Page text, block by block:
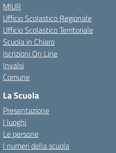
MIUR
Ufficio Scolastico Regionale
Ufficio Scolastico Territoriale
Scuola in Chiaro
Iscrizioni On Line
Invalsi
Comune
La Scuola
Presentazione
I luoghi
Le persone
I numeri della scuola